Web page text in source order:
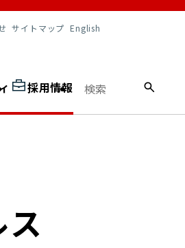
サイトマップ English
採用情報